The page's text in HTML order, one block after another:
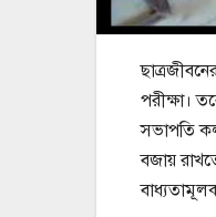
পরীক্ষা।
সভাপতি
বজায়